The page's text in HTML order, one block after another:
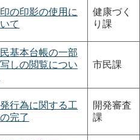
の印影の使用に
て
健康づく
り課
基本台帳の一部
しの閲覧につい
市民課
行為に関する工
完了
開発審査
課